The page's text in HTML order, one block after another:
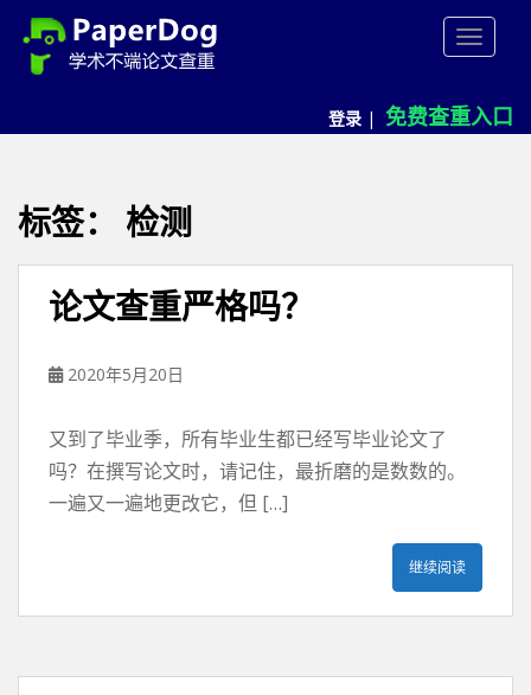
登录 | 免费查重入口
标签： 检测
论文查重严格吗？
2020年5月20日
又到了毕业季，所有毕业生都已经写毕业论文了
吗？在撰写论文时，请记住，最折磨的是数数的。
一遍又一遍地更改它，但 […]
继续阅读